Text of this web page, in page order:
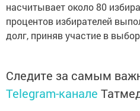
насчитывает около 80
процентов избирателей
долг, приняв участие в
Следите за самым
Telegram-канале